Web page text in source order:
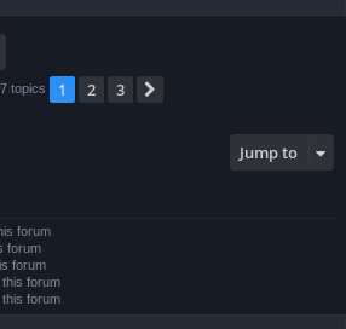
topics 1 2 3
Jump to
forum
forum
forum
forum
forum